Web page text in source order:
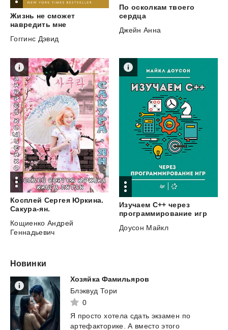
Жизнь не сможет
навредить мне
Гоггинс Дэвид
По осколкам твоего
сердца
Джейн Анна
Косплей Сергея Юркина.
Сакура-ян.
Кощиенко Андрей
Геннадьевич
Изучаем C++ через
программирование игр
Доусон Майкл
Новинки
Хозяйка Фамильяров
Блэквуд Тори
0
Я просто хотела сдать экзамен по
артефакторике. А вместо этого